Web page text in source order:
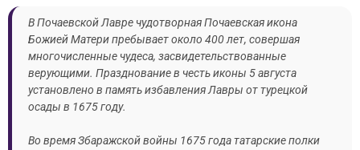
В Почаевской Лавре чудотворная Почаевская икона
Божией Матери пребывает около 400 лет, совершая
многочисленные чудеса, засвидетельствованные
верующими. Празднование в честь иконы 5 августа
установлено в память избавления Лавры от турецкой
осады в 1675 году.
Во время Збаражской войны 1675 года татарские полки